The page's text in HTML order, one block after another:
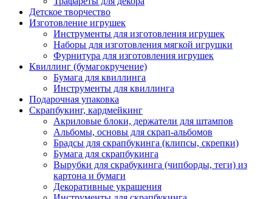
Детское творчество
Изготовление игрушек
Инструменты для изготовления игрушек
Наборы для изготовления мягкой игрушки
Фурнитура для изготовления игрушек
Квиллинг (бумагокручение)
Бумага для квиллинга
Инструменты для квиллинга
Подарочная упаковка
Скрапбукинг, кардмейкинг
Акриловые блоки, держатели для штампов
Альбомы, основы для скрап-альбомов
Брадсы для скрапбукинга (клипсы, скрепки)
Бумага для скрапбукинга
Вырубки для скрабукинга (чипборды, теги) из
картона и бумаги
Декоративные украшения